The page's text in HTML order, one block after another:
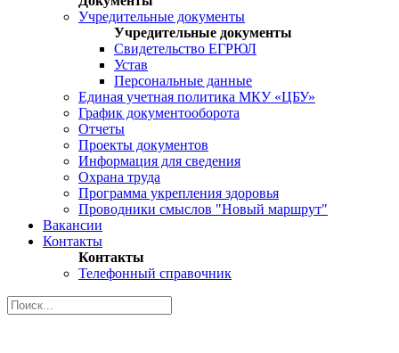
Учредительные документы
Учредительные документы
Свидетельство ЕГРЮЛ
Устав
Персональные данные
Единая учетная политика МКУ «ЦБУ»
График документооборота
Отчеты
Проекты документов
Информация для сведения
Охрана труда
Программа укрепления здоровья
Проводники смыслов "Новый маршрут"
Вакансии
Контакты
Контакты
Телефонный справочник